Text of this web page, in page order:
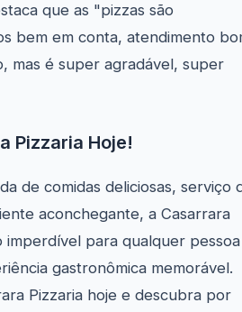
que as "pizzas são
bem em conta, atendimento
mas é super agradável, super
Pizzaria Hoje!
de comidas deliciosas, serviço
aconchegante, a Casarrara
imperdível para qualquer pessoa
gastronômica memorável.
Pizzaria hoje e descubra por